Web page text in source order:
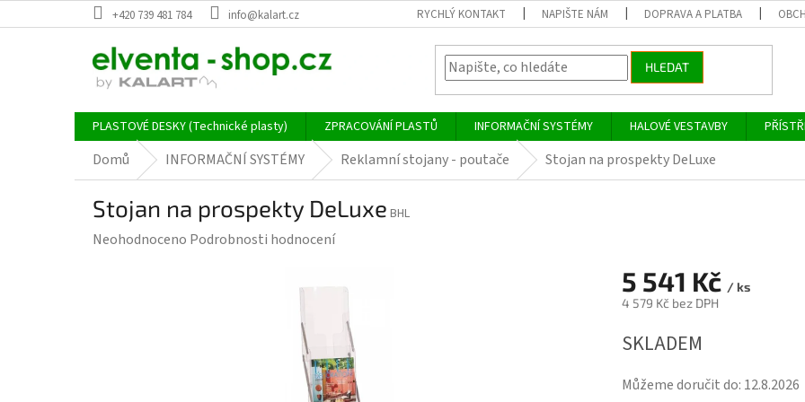
na
+420 739 481 784 info@kalart.cz RYCHLÝ KONTAKT NAPIŠTE NÁM DOPRAVA A PLATBA
HLEDAT
PLASTOVÉ DESKY (Technické plasty) ZPRACOVÁNÍ PLASTŮ INFORMAČNÍ SYSTÉMY HALOVÉ VESTAVBY
Domů INFORMAČNÍ SYSTÉMY Reklamní stojany - poutače Stojan na prospekty DeLuxe
Stojan na prospekty DeLuxe BHL
Průměrné
Neohodnoceno Podrobnosti hodnocení
5 541 Kč / ks
4 579 Kč bez DPH
cena:
SKLADEM
Můžeme doručit do: 12.8.2026